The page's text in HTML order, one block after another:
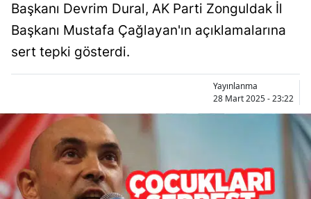
Başkanı Devrim Dural, AK Parti Zonguldak İl
Başkanı Mustafa Çağlayan'ın açıklamalarına
sert tepki gösterdi.
Yayınlanma
28 Mart 2025 - 23:22